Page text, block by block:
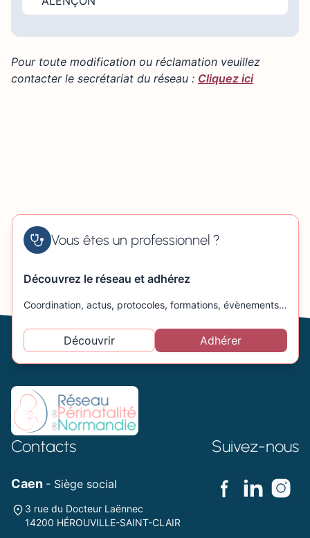
Pour toute modification ou réclamation veuillez
contacter le secrétariat du réseau : Cliquez ici
Vous êtes un professionnel ?
Découvrez le réseau et adhérez
Coordination, actus, protocoles, formations, évènements…
Découvrir Adhérer
Contacts
Caen - Siège social
3 rue du Docteur Laënnec
14200 HÉROUVILLE-SAINT-CLAIR
Suivez-nous